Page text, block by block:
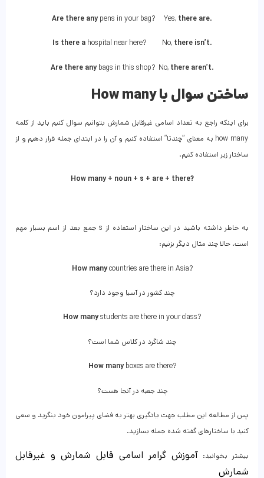
Are there anypens in your bag? Yes, there are.
Is there ahospital near here? No, there isn’t.
Are there anybags in this shop? No, there aren’t.
ساختن سوال با How many
برای اینکه راجع به تعداد اسامی غیرقابل شمارش بتوانیم سوال کنیم باید از کلمه
how many به معنای “چندتا” استفاده کنیم و آن را در ابتدای جمله قرار دهیم و از
ساختار زیر استفاده کنیم.
How many + noun + s + are + there?
به خاطر داشته باشید در این ساختار استفاده از s جمع بعد از اسم بسیار مهم
است. حالا چند مثال دیگر بزنیم:
How manycountries are there in Asia?
چند کشور در آسیا وجود دارد؟
How manystudents are there in your class?
چند شاگرد در کلاس شما است؟
How manyboxes are there?
چند جعبه در آنجا هست؟
پس از مطالعه این مطلب جهت یادگیری بهتر به فضای پیرامون خود بنگرید و سعی
کنید با ساختارهای گفته شده جمله بسازید.
بیشتر بخوانید: آموزش گرامر اسامی قابل‌ شمارش و غیر‌قابل‌
شمارش